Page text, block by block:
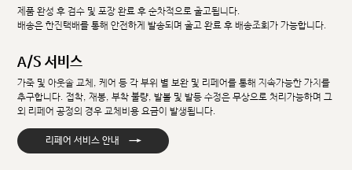
제품 완성 후 검수 및 포장 완료 후 순차적으로 출고됩니다.
배송은 한진택배를 통해 안전하게 발송되며 출고 완료 후 배송조회가 가능합니다.
A/S 서비스
가죽 및 아웃솔 교체, 케어 등 각 부위 별 보완 및 리페어를 통해 지속가능한 가치를
추구합니다. 접착, 재봉, 부착 불량, 발볼 및 발등 수정은 무상으로 처리가능하며 그
외 리페어 공정의 경우 교체비용 요금이 발생됩니다.
리페어 서비스 안내 →